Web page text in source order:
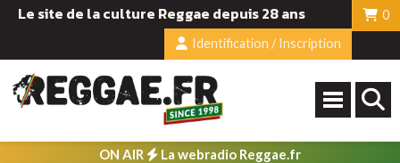
Le site de la culture Reggae depuis 28 ans
0
Identification / Inscription
ON AIR La webradio Reggae.fr